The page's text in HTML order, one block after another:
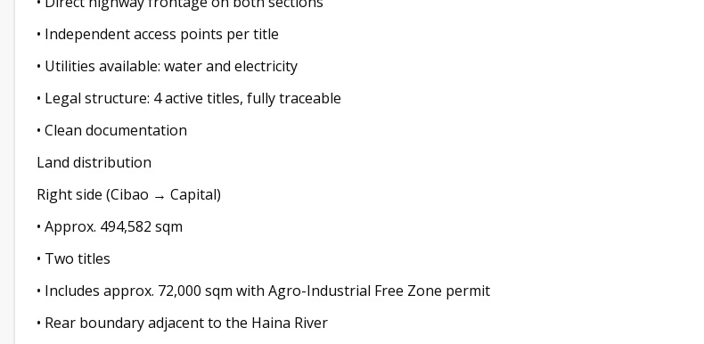
• Independent access points per title
• Utilities available: water and electricity
• Legal structure: 4 active titles, fully traceable
• Clean documentation
Land distribution
Right side (Cibao → Capital)
• Approx. 494,582 sqm
• Two titles
• Includes approx. 72,000 sqm with Agro-Industrial Free Zone permit
• Rear boundary adjacent to the Haina River